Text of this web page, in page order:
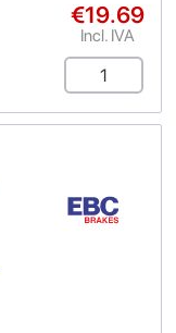
€19.69
Incl. IVA